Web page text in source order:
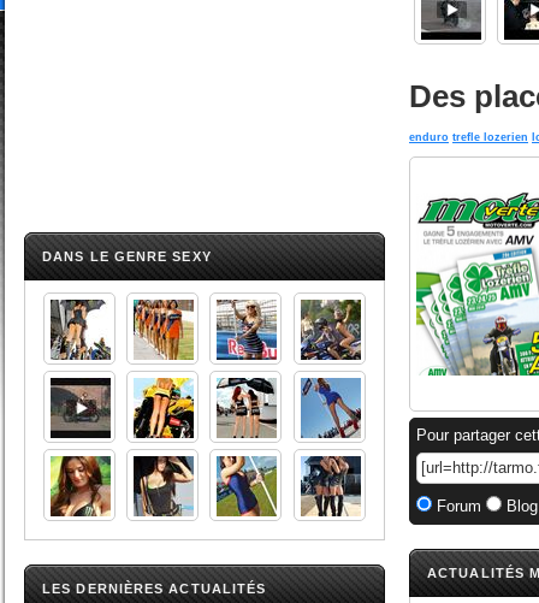
DANS LE GENRE SEXY
LES DERNIÈRES ACTUALITÉS
Des
enduro trefle lozerien
Pour partager
Forum
ACTUALITÉS